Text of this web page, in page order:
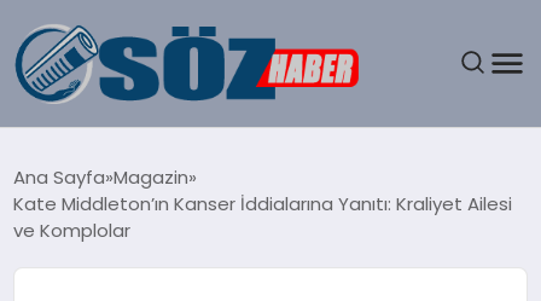
SPOR
Ana Sayfa Magazin
Kate Middleton’ın Kanser İddialarına Yanıtı: Kraliyet Ailesi
ve Komplolar